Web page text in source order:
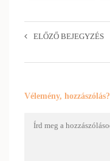
ELŐZŐ BEJEGYZÉS
Vélemény, hozzászólás?